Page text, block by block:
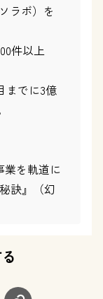
ラボ）を
件以上
までに3億
業を軌道に
訣』（幻